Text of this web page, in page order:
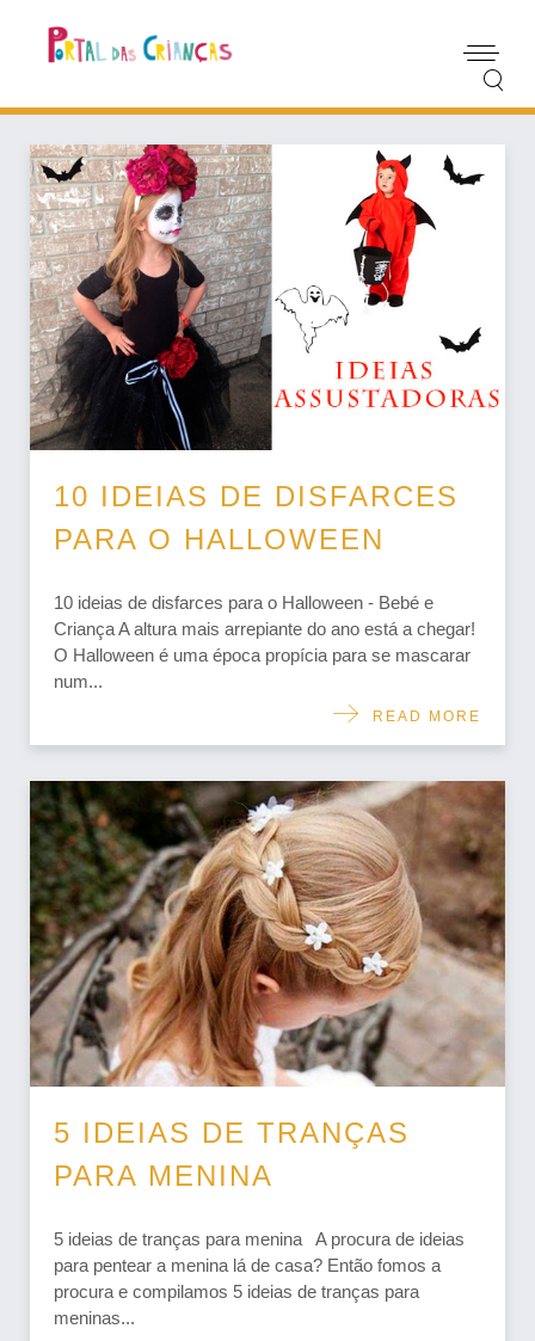
10 IDEIAS DE DISFARCES
PARA O HALLOWEEN
10 ideias de disfarces para o Halloween - Bebé e
Criança A altura mais arrepiante do ano está a chegar!
O Halloween é uma época propícia para se mascarar
num...
READ MORE
5 IDEIAS DE TRANÇAS
PARA MENINA
5 ideias de tranças para menina A procura de ideias
para pentear a menina lá de casa? Então fomos a
procura e compilamos 5 ideias de tranças para
meninas...